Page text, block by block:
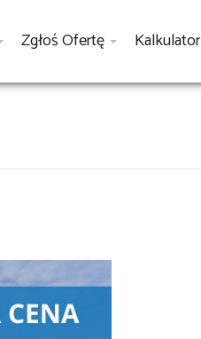
Zgłoś Ofertę Kalkulator